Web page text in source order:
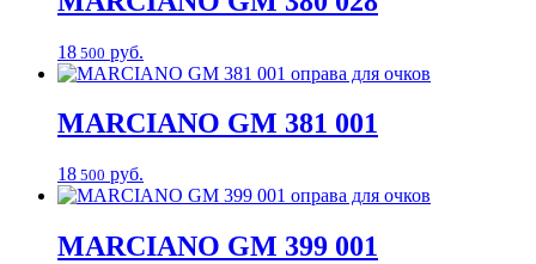
18 500 руб.
MARCIANO GM 381 001
18 500 руб.
MARCIANO GM 399 001